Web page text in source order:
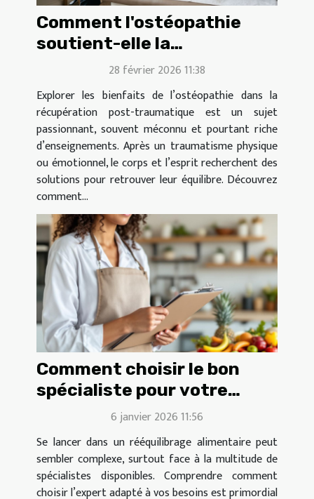
Comment l'ostéopathie
soutient-elle la
récupération post-
traumatique ?
28 février 2026 11:38
Explorer les bienfaits de l’ostéopathie dans la
récupération post-traumatique est un sujet
passionnant, souvent méconnu et pourtant riche
d’enseignements. Après un traumatisme physique
ou émotionnel, le corps et l’esprit recherchent des
solutions pour retrouver leur équilibre. Découvrez
comment...
Comment choisir le bon
spécialiste pour votre
rééquilibrage alimentaire ?
6 janvier 2026 11:56
Se lancer dans un rééquilibrage alimentaire peut
sembler complexe, surtout face à la multitude de
spécialistes disponibles. Comprendre comment
choisir l’expert adapté à vos besoins est primordial